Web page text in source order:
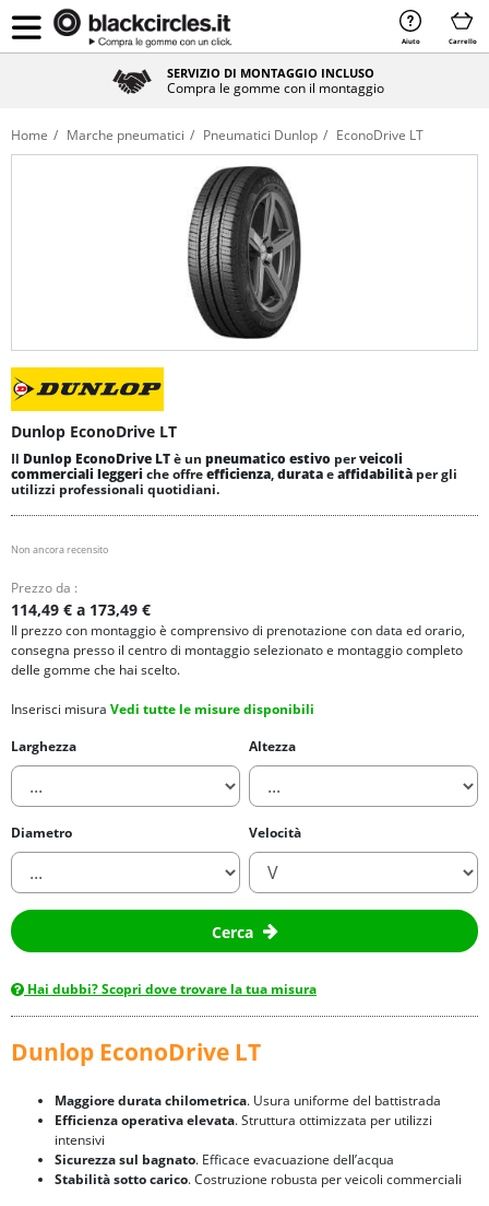
Aiuto Carrello
SERVIZIO DI MONTAGGIO INCLUSO
Compra le gomme con il montaggio
Home Marche pneumatici Pneumatici Dunlop EconoDrive LT
Dunlop EconoDrive LT
Il Dunlop EconoDrive LTè un pneumatico estivo perveicoli
commerciali leggeri che offreefficienza,durataeaffidabilità per gli
utilizzi professionali quotidiani.
Non ancora recensito
Prezzo da :
114,49 € a 173,49 €
Il prezzo con montaggio è comprensivo di prenotazione con data ed orario,
consegna presso il centro di montaggio selezionato e montaggio completo
delle gomme che hai scelto.
Inserisci misura Vedi tutte le misure disponibili
Larghezza
Altezza
Diametro Velocità
Cerca
Hai dubbi? Scopri dove trovare la tua misura
Dunlop EconoDrive LT
Maggiore durata chilometrica. Usura uniforme del battistrada
Efficienza operativa elevata. Struttura ottimizzata per utilizzi
intensivi
Sicurezza sul bagnato. Efficace evacuazione dell’acqua
Stabilità sotto carico. Costruzione robusta per veicoli commerciali